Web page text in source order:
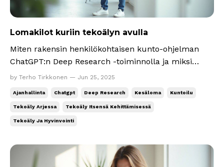
Lomakilot kuriin tekoälyn avulla
Miten rakensin henkilökohtaisen kunto-ohjelman
ChatGPT:n Deep Research -toiminnolla ja miksi
sinun kannattaisi kokeilla samaa itsesi
elämästä nauttimiseen. Mutta vuodesta toiseen
huomaan saman kaavan. K...
by Terho Tirkkonen — Jun 25, 2025
Ajanhallinta Chatgpt Deep Research Kesäloma Kuntoilu
Tekoäly Arjessa Tekoäly Itsensä Kehittämisessä
Tekoäly Ja Hyvinvointi